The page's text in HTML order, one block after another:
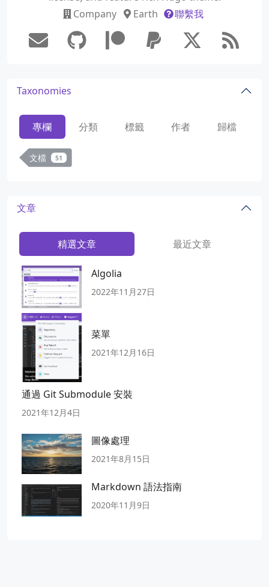
Company
Earth 聯繫我
Taxonomies
專欄 分類 標籤 作者 歸檔
文檔 51
文章
精選文章 最近文章
Algolia
2022年11月27日
菜單
2021年12月16日
通過 Git Submodule 安裝
2021年12月4日
圖像處理
2021年8月15日
Markdown 語法指南
2020年11月9日